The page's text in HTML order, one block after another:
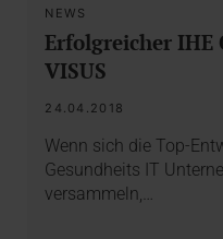
NEWS
Erfolgreicher
VISUS
24.04.2018
Wenn sich die Top-
Gesundheits IT
versammeln,…